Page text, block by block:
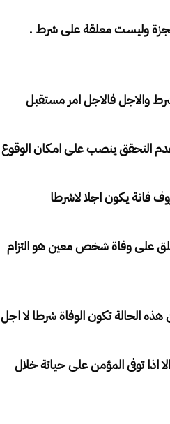
منجزة وليست معلقة على شرط .
والاجل فالاجل امر مستقبل
التحقق ينصب على امكان الوقوع
فانة يكون اجلا لاشرطا
على وفاة شخص معين هو التزام
الحالة تكون الوفاة شرطا لا اجل
اذا توفى المؤمن على حياتة خلال